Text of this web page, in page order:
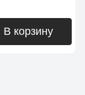
В корзину